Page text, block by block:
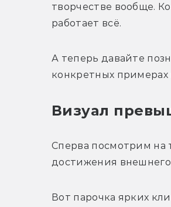
творчестве вообще.
работает всё.
А теперь давайте
конкретных примерах
Визуал
Сперва посмотрим на
достижения
Вот парочка ярких